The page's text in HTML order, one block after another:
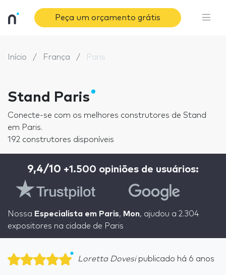
Peça um orçamento grátis
Início França Paris
Stand Paris
Conecte-se com os melhores construtores de Stand
em Paris.
192 construtores disponíveis
9,4/10 +1.500 opiniões de usuários:
Nossa Especialista em Paris, Mon, ajudou a 2.304
expositores na cidade de Paris
Loretta Dovesipublicado há 6 anos